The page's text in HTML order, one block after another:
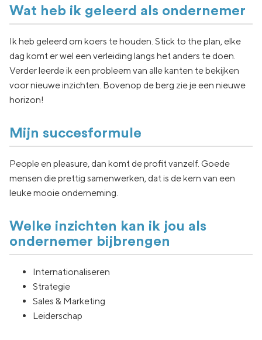
Wat heb ik geleerd als ondernemer
Ik heb geleerd om koers te houden. Stick to the plan, elke
dag komt er wel een verleiding langs het anders te doen.
Verder leerde ik een probleem van alle kanten te bekijken
voor nieuwe inzichten. Bovenop de berg zie je een nieuwe
horizon!
Mijn succesformule
People en pleasure, dan komt de profit vanzelf. Goede
mensen die prettig samenwerken, dat is de kern van een
leuke mooie onderneming.
Welke inzichten kan ik jou als
ondernemer bijbrengen
Internationaliseren
Strategie
Sales & Marketing
Leiderschap